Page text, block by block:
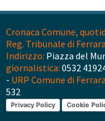
Cronaca Comune,
Reg. Tribunale di
Indirizzo: Piazza del
giornalistica: 0532
- URP Comune di
532
Privacy Policy Cookie